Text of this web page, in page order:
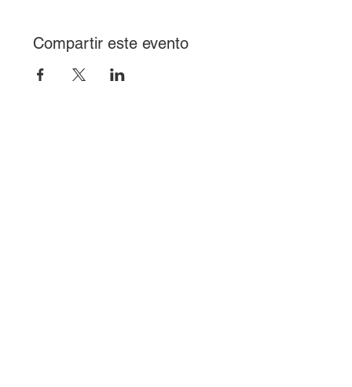
Compartir este evento